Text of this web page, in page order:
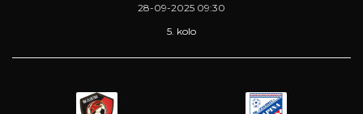
28-09-2025 09:30
5. kolo